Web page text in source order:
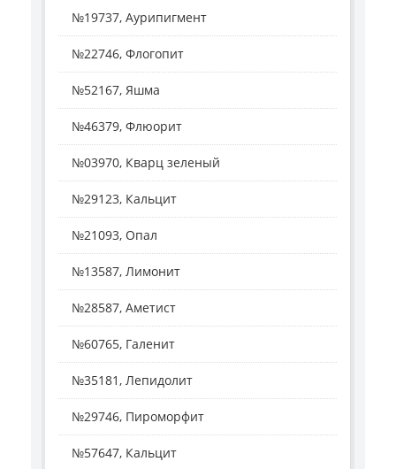
№19737, Аурипигмент
№22746, Флогопит
№52167, Яшма
№46379, Флюорит
№03970, Кварц зеленый
№29123, Кальцит
№21093, Опал
№13587, Лимонит
№28587, Аметист
№60765, Галенит
№35181, Лепидолит
№29746, Пироморфит
№57647, Кальцит